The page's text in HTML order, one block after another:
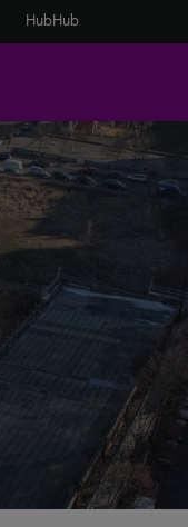
HubHub